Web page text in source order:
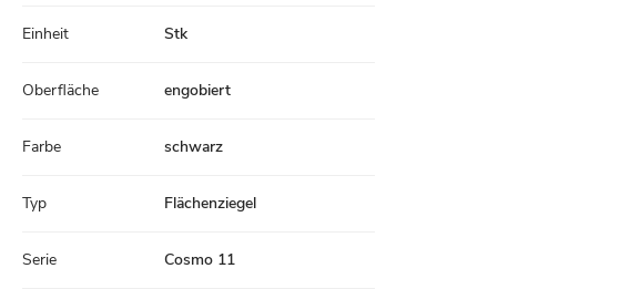
Einheit Stk
Oberfläche engobiert
Farbe schwarz
Typ Flächenziegel
Serie Cosmo 11